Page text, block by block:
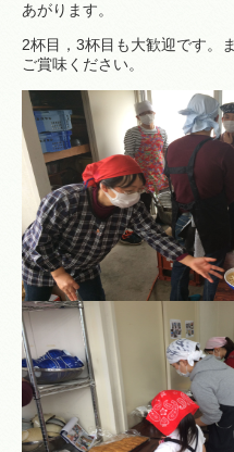
あがります。
2杯目，3杯目も大歓迎です。
ご賞味ください。